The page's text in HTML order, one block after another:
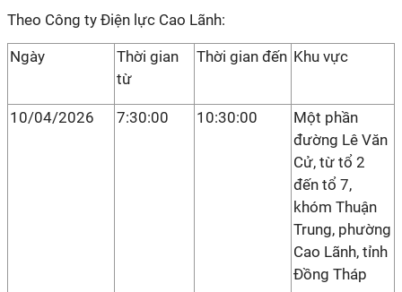
Theo Công ty Điện lực Cao Lãnh:
Ngày
Thời gian
từ
Thời gian đến Khu vực
10/04/2026 7:30:00 10:30:00
Một phần
đường Lê Văn
Cử, từ tổ 2
đến tổ 7,
khóm Thuận
Trung, phường
Cao Lãnh, tỉnh
Đồng Tháp